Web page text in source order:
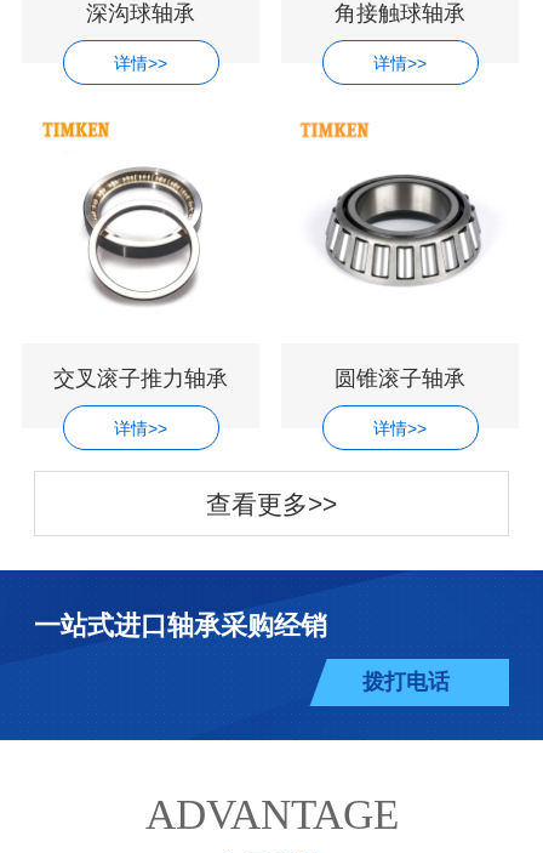
深沟球轴承
详情>>
角接触球轴承
详情>>
交叉滚子推力轴承
详情>>
圆锥滚子轴承
详情>>
查看更多>>
一站式进口轴承采购经销
拨打电话
ADVANTAGE